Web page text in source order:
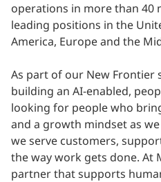
operations in more than 40
leading positions in the
America, Europe and the
As part of our New Frontier
building an AI-enabled,
looking for people who
and a growth mindset as
we serve customers,
the way work gets done. At
partner that supports